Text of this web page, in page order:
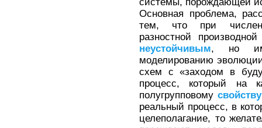
Основная проблема,
тем, что при
разностной
неустойчивым, но
моделированию
схем с «заходом в
процесс, который на
полугрупповому свойству
реальный процесс, в
целеполагание, то